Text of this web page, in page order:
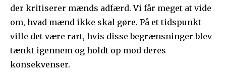
der kritiserer mænds adfærd. Vi får meget at vide
om, hvad mænd ikke skal gøre. På et tidspunkt
ville det være rart, hvis disse begrænsninger blev
tænkt igennem og holdt op mod deres
konsekvenser.